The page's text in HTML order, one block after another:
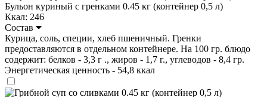
Бульон куриный с гренками 0.45 кг (контейнер 0,5 л)
Ккал: 246
Состав
Курица, соль, специи, хлеб пшеничный. Гренки
предоставляются в отдельном контейнере. На 100 гр. блюдо
содержит: белков - 3,3 г ., жиров - 1,7 г., углеводов - 8,4 гр.
Энергетическая ценность - 54,8 ккал